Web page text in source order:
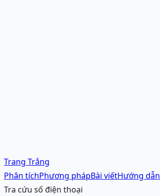
Trang Trắng
Phân tíchPhương phápBài viếtHướng dẫn
Tra cứu số điện thoại